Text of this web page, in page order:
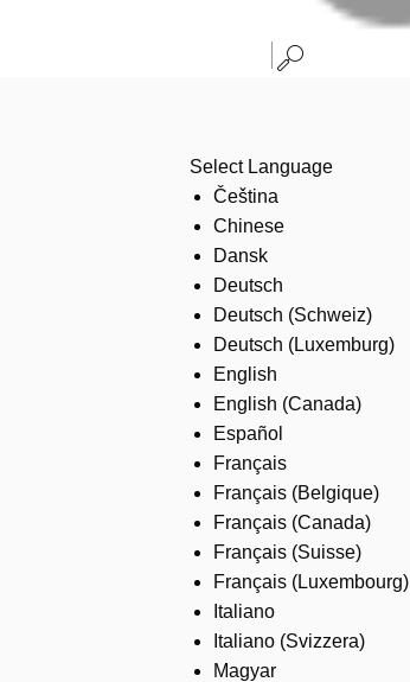
Select Language
Čeština
Chinese
Dansk
Deutsch
Deutsch (Schweiz)
Deutsch (Luxemburg)
English
English (Canada)
Español
Français
Français (Belgique)
Français (Canada)
Français (Suisse)
Français (Luxembourg)
Italiano
Italiano (Svizzera)
Magyar